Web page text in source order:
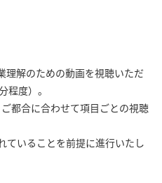
理解のための動画を視聴いただ
程度）。
都合に合わせて項目ごとの視聴
いることを前提に進行いたし